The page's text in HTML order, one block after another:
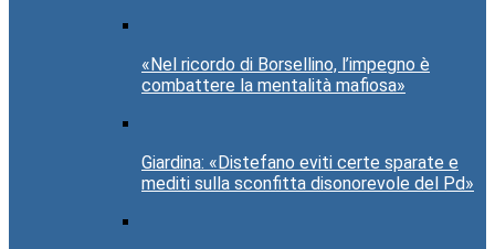
«Nel ricordo di Borsellino, l’impegno è
combattere la mentalità mafiosa»
Giardina: «Distefano eviti certe sparate e
mediti sulla sconfitta disonorevole del Pd»